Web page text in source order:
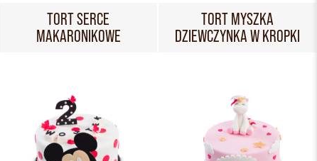
TORT SERCE
MAKARONIKOWE
TORT MYSZKA
DZIEWCZYNKA W KROPKI